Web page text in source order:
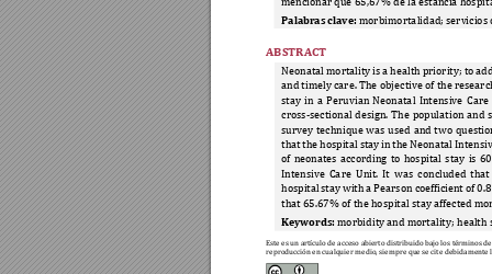
Este es un artículo de acceso abierto distribuido bajo los términos
reproducción en cualquier medio, siempre que se cite debidamente
Palabras clave: morbimortalidad; servicios
ABSTRACT
Neonatal mortality is a health priority; to
and timely care. The objective of the
stay in a Peruvian Neonatal Intensive Care
cross-sectional design. The population and
survey technique was used and two
that the hospital stay in the Neonatal I
of neonates according to hospital stay is
Intensive Care Unit. It was concluded that
hospital stay witha Pearson coefficient of
that 65.67% of the hospital stay affected
Keywords: morbidity and mortality; health